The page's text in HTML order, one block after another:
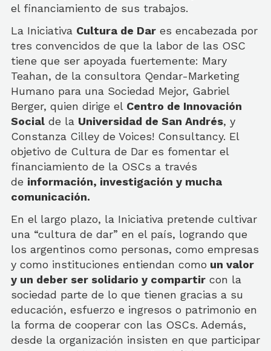
el financiamiento de sus trabajos.
La Iniciativa Cultura de Dar es encabezada por
tres convencidos de que la labor de las OSC
tiene que ser apoyada fuertemente: Mary
Teahan, de la consultora Qendar-Marketing
Humano para una Sociedad Mejor, Gabriel
Berger, quien dirige el Centro de Innovación
Social de la Universidad de San Andrés, y
Constanza Cilley de Voices! Consultancy. El
objetivo de Cultura de Dar es fomentar el
financiamiento de la OSCs a través
de información, investigación y mucha
comunicación.
En el largo plazo, la Iniciativa pretende cultivar
una “cultura de dar” en el país, logrando que
los argentinos como personas, como empresas
y como instituciones entiendan como un valor
y un deber ser solidario y compartir con la
sociedad parte de lo que tienen gracias a su
educación, esfuerzo e ingresos o patrimonio en
la forma de cooperar con las OSCs. Además,
desde la organización insisten en que participar